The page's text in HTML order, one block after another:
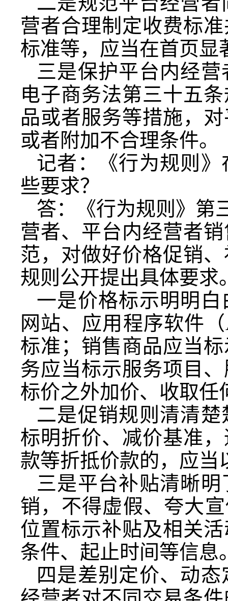
营者合理制定收费标
标准等，应当在首页显
三是保护平台内经
电子商务法第三十五
品或者服务等措施，
或者附加不合理条件。
记者：《行为规则
些要求？
答：《行为规则》第
营者、平台内经营者
范，对做好价格促销
规则公开提出具体要求
一是价格标示明明
网站、应用程序软件
标准；销售商品应当
务应当标示服务项目
标价之外加价、收取任
二是促销规则清清
标明折价、减价基准
款等折抵价款的，应当
三是平台补贴清晰
销，不得虚假、夸大
位置标示补贴及相关
条件、起止时间等信息
四是差别定价、动